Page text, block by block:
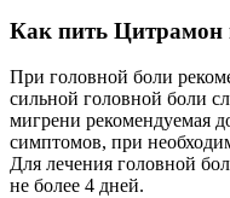
Как пить Цитрамон
При головной боли
сильной головной боли
мигрени рекомендуемая
симптомов, при
Для лечения головной
не более 4 дней.